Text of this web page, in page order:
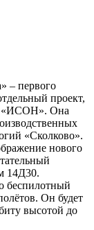
– первого
проект,
«ИСОН». Она
«Сколково».
нового
14Д30.
беспилотный
Он будет
высотой до